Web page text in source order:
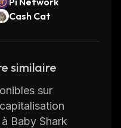
Cash Cat
similaire
sur
Baby Shark